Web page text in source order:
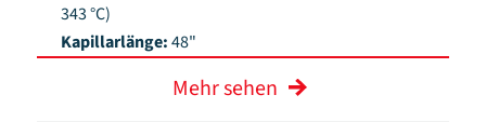
343 °C)
Kapillarlänge:48"
Mehr sehen